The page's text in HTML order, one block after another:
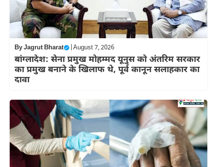
ByJagrut Bharat August 7, 2026
बांग्लादेश: सेना प्रमुख मोहम्मद यूनुस को अंतरिम सरकार
का प्रमुख बनाने के खिलाफ थे, पूर्व कानून सलाहकार का
दावा